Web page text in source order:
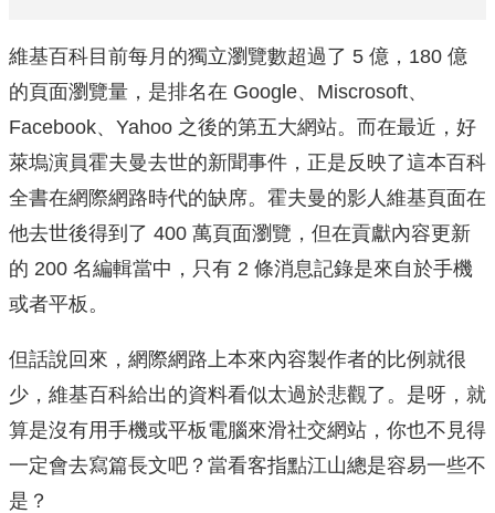
維基百科目前每月的獨立瀏覽數超過了 5 億，180 億
的頁面瀏覽量，是排名在 Google、Miscrosoft、
Facebook、Yahoo 之後的第五大網站。而在最近，好
萊塢演員霍夫曼去世的新聞事件，正是反映了這本百科
全書在網際網路時代的缺席。霍夫曼的影人維基頁面在
他去世後得到了 400 萬頁面瀏覽，但在貢獻內容更新
的 200 名編輯當中，只有 2 條消息記錄是來自於手機
或者平板。
但話說回來，網際網路上本來內容製作者的比例就很
少，維基百科給出的資料看似太過於悲觀了。是呀，就
算是沒有用手機或平板電腦來滑社交網站，你也不見得
一定會去寫篇長文吧？當看客指點江山總是容易一些不
是？